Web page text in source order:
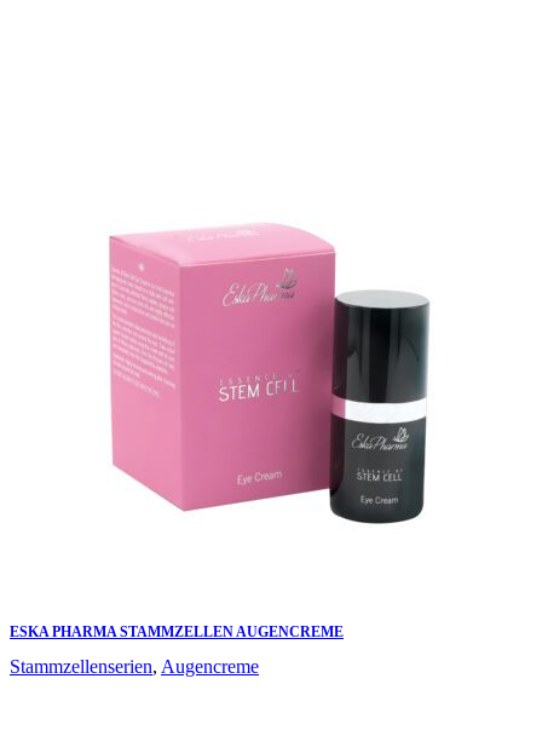
ESKA PHARMA STAMMZELLEN AUGENCREME
Stammzellenserien, Augencreme